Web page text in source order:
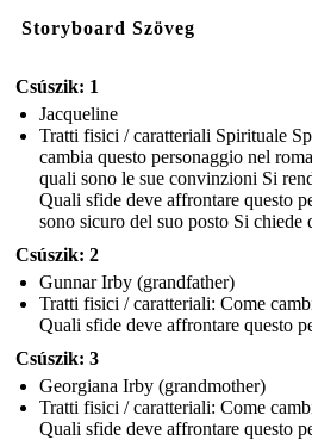
Storyboard Szöveg
Csúszik: 1
Jacqueline
Tratti fisici / caratteriali Spirituale
cambia questo personaggio nel
quali sono le sue convinzioni Si
Quali sfide deve affrontare questo
sono sicuro del suo posto Si chiede
Csúszik: 2
Gunnar Irby (grandfather)
Tratti fisici / caratteriali: Come
Quali sfide deve affrontare questo
Csúszik: 3
Georgiana Irby (grandmother)
Tratti fisici / caratteriali: Come
Quali sfide deve affrontare questo